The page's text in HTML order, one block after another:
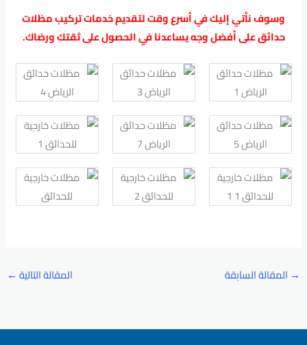
وسوف نأتي إليك في أسرع وقت لتقديم خدمات تركيب مظلات
حدائق على أفضل وجه يساعدنا في الحصول على ثقتك ورضاك.
→ المقالة السابقة المقالة التالية ←